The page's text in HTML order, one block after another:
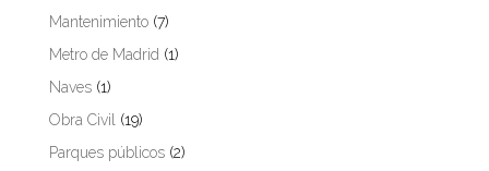
Mantenimiento(7)
Metro de Madrid (1)
Naves(1)
Obra Civil
(19)
Parques públicos(2)